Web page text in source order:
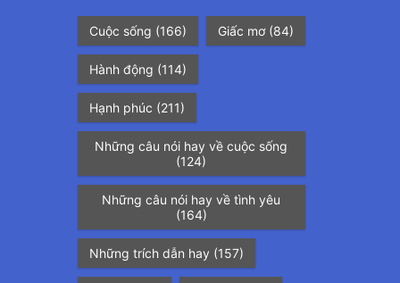
Cuộc sống (166) Giấc mơ(84)
Hành động (114)
Hạnh phúc (211)
Những câu nói hay về cuộc sống
(124)
Những câu nói hay về tình yêu
(164)
Những trích dẫn hay (157)